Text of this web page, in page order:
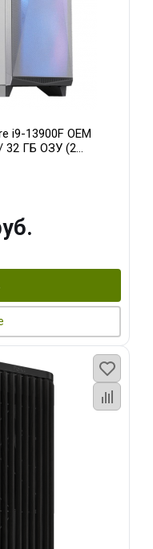
i9-13900F OEM
32 ГБ ОЗУ (2
OC 16GB GDDR7